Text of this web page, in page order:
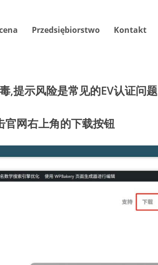
Przedsiębiorstwo Kontakt
,提示风险是常见的EV认证问题
官网右上角的下载按钮